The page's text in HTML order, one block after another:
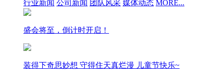
行业新闻 公司新闻 团队风采 媒体动态 MORE...
盛会将至，倒计时开启！
装得下奇思妙想 守得住天真烂漫 儿童节快乐~